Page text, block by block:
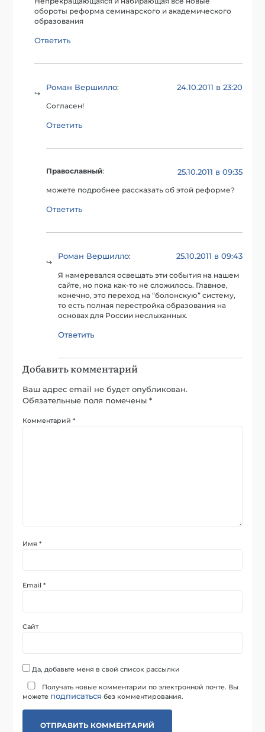
обороты реформа семинарского и академического
образования
Ответить
Роман Вершилло: 24.10.2011 в 23:20
Согласен!
Ответить
Православный: 25.10.2011 в 09:35
можете подробнее рассказать об этой реформе?
Ответить
Роман Вершилло: 25.10.2011 в 09:43
Я намеревался освещать эти события на нашем
сайте, но пока как-то не сложилось. Главное,
конечно, это переход на “болонскую” систему,
то есть полная перестройка образования на
основах для России неслыханных.
Ответить
Добавить комментарий
Ваш адрес email не будет опубликован.
Обязательные поля помечены*
Комментарий*
Имя*
Email*
Сайт
Да, добавьте меня в свой список рассылки
Получать новые комментарии по электронной почте. Вы
можете подписаться без комментирования.